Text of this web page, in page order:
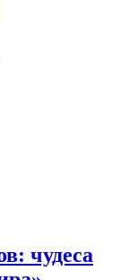
чудеса